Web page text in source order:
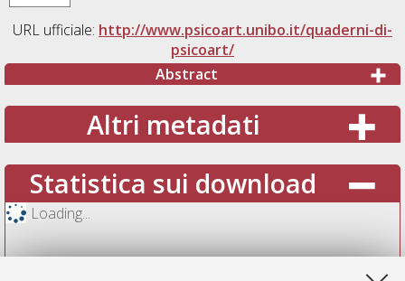
URL ufficiale: http://www.psicoart.unibo.it/quaderni-di-
psicoart/
Abstract
Altri metadati
Statistica sui download
Loading...